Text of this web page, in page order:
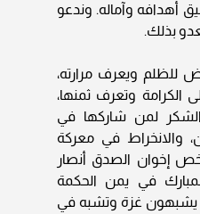
أهدافه وآماله. وندعو
بذلك.
للظلم ويعرف مرارته،
الكرامة وتعرف ثمنها،
الشكر لمن شاركها في
والانخراط في معركة
إخوان الصدق أنصار
في يمن الحكمة
يشبهون غزة وتشبه في